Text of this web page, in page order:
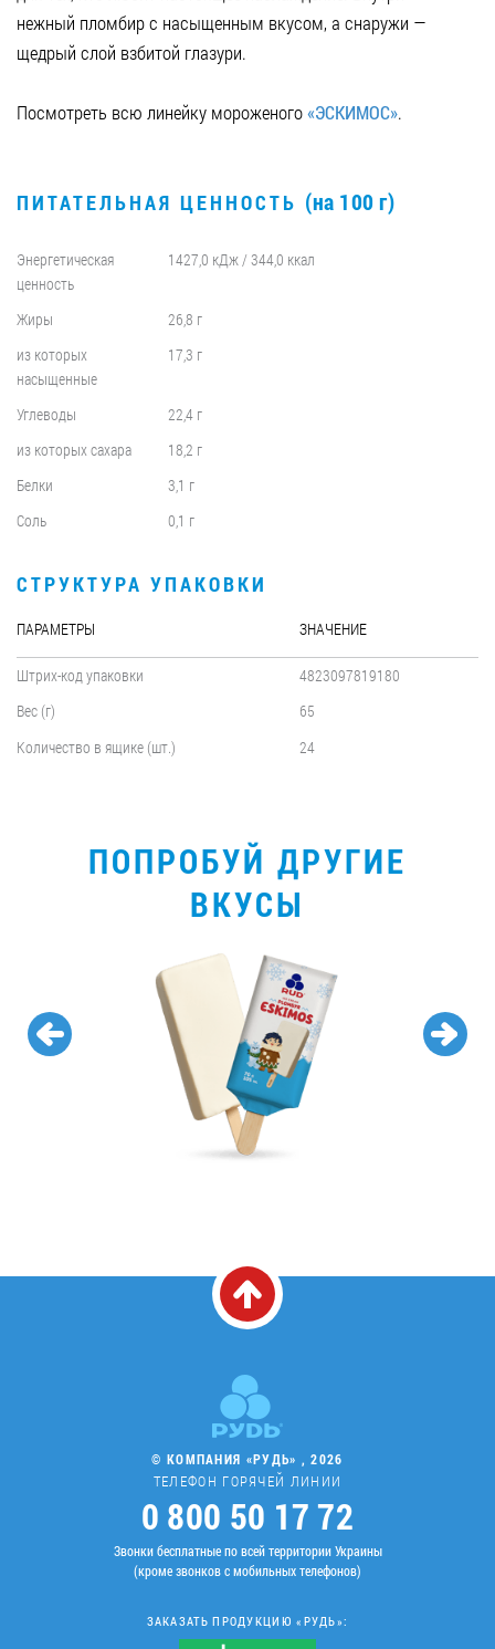
нежный пломбир с насыщенным вкусом, а снаружи —
щедрый слой взбитой глазури.
Посмотреть всю линейку мороженого«ЭСКИМОС».
ПИТАТЕЛЬНАЯ ЦЕННОСТЬ (на 100 г)
Энергетическая
ценность
1427,0 кДж / 344,0 ккал
Жиры
26,8 г
из которых
насыщенные
17,3 г
Углеводы
22,4 г
из которых сахара
18,2 г
Белки
3,1 г
Соль
0,1 г
СТРУКТУРА УПАКОВКИ
ПАРАМЕТРЫ ЗНАЧЕНИЕ
Штрих-код упаковки
4823097819180
Вес (г)
65
Количество в ящике (шт.)
24
ПОПРОБУЙ ДРУГИЕ
ВКУСЫ
© КОМПАНИЯ «РУДЬ» , 2026
ТЕЛЕФОН ГОРЯЧЕЙ ЛИНИИ
0 800 50 17 72
Звонки бесплатные по всей территории Украины
(кроме звонков с мобильных телефонов)
ЗАКАЗАТЬ ПРОДУКЦИЮ «РУДЬ»: